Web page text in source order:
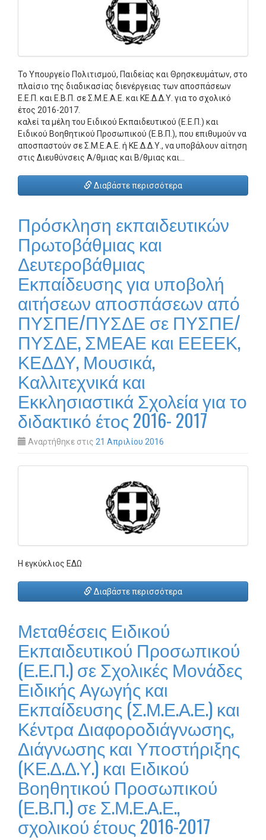
Το Υπουργείο Πολιτισμού, Παιδείας και Θρησκευμάτων, στο
πλαίσιο της διαδικασίας διενέργειας των αποσπάσεων
Ε.Ε.Π. και Ε.Β.Π. σε Σ.Μ.Ε.Α.Ε. και ΚΕ.Δ.Δ.Υ. για το σχολικό
έτος 2016-2017.
καλεί τα μέλη του Ειδικού Εκπαιδευτικού (Ε.Ε.Π.) και
Ειδικού Βοηθητικού Προσωπικού (Ε.Β.Π.), που επιθυμούν να
αποσπαστούν σε Σ.Μ.Ε.Α.Ε. ή ΚΕ.Δ.Δ.Υ., να υποβάλουν αίτηση
στις Διευθύνσεις Α/θμιας και Β/θμιας και…
Διαβάστε περισσότερα
Πρόσκληση εκπαιδευτικών
Πρωτοβάθμιας και
Δευτεροβάθμιας
Εκπαίδευσης για υποβολή
αιτήσεων αποσπάσεων από
ΠΥΣΠΕ/ΠΥΣΔΕ σε ΠΥΣΠΕ/
ΠΥΣΔΕ, ΣΜΕΑΕ και ΕΕΕΕΚ,
ΚΕΔΔΥ, Μουσικά,
Καλλιτεχνικά και
Εκκλησιαστικά Σχολεία για το
διδακτικό έτος 2016- 2017
Αναρτήθηκε στις 21 Απριλίου 2016
Η εγκύκλιος ΕΔΩ
Διαβάστε περισσότερα
Μεταθέσεις Ειδικού
Εκπαιδευτικού Προσωπικού
(Ε.Ε.Π.) σε Σχολικές Μονάδες
Ειδικής Αγωγής και
Εκπαίδευσης (Σ.Μ.Ε.Α.Ε.) και
Κέντρα Διαφοροδιάγνωσης,
Διάγνωσης και Υποστήριξης
(ΚΕ.Δ.Δ.Υ.) και Ειδικού
Βοηθητικού Προσωπικού
(Ε.Β.Π.) σε Σ.Μ.Ε.Α.Ε.,
σχολικού έτους 2016-2017